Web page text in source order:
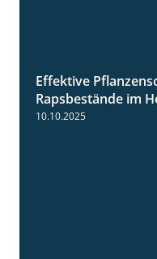
Effektive
Rapsbestände im
10.10.2025